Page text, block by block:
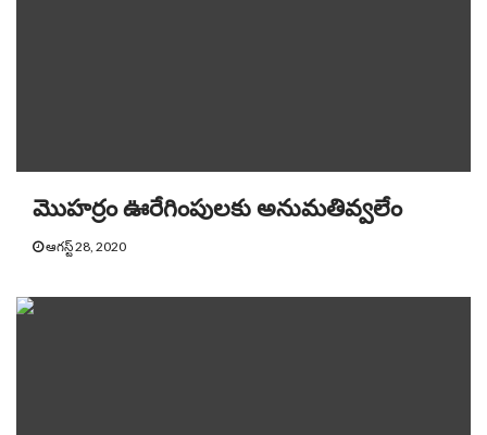
మొహర్రం ఊరేగింపులకు అనుమతివ్వలేం
ఆగస్ట్ 28, 2020